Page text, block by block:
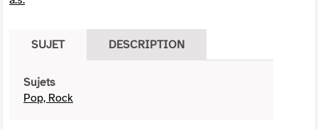
SUJET DESCRIPTION
Sujets
Pop, Rock